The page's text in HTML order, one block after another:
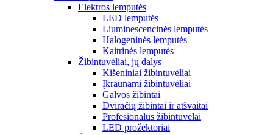
Elektros lemputės
LED lemputės
Liuminescencinės lemputės
Halogeninės lemputės
Kaitrinės lemputės
Žibintuvėliai, jų dalys
Kišeniniai žibintuvėliai
Įkraunami žibintuvėliai
Galvos žibintai
Dviračių žibintai ir atšvaitai
Profesionalūs žibintuvėlai
LED prožektoriai